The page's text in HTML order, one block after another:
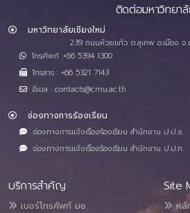
ติดต่อมหาวิทยา
มหาวิทยาลัยเชียงใหม่
239 ถนนห้วยแก้ว ต.สุเทพ อ.เมือง จ.
โทรศัพท์ :+66 5394 1300
โทรสาร : +66 5321 7143
อีเมล : contacts@cmu.ac.th
ช่องทางการร้องเรียน
ช่องทางการแจ้งเรื่องร้องเรียน สำนักงาน ป.ป.ช.
ช่องทางการแจ้งเรื่องร้องเรียน สำนักงาน ป.ป.ท.
บริการสำคัญ
เบอร์โทรศัพท์ มช.
Site
หลั